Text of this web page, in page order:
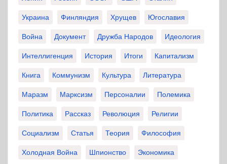
Украина Финляндия Хрущев Югославия
Война Документ Дружба Народов Идеология
Интеллигенция История Итоги Капитализм
Книга Коммунизм Культура Литература
Маразм Марксизм Персоналии Полемика
Политика Рассказ Революция Религии
Социализм Статья Теория Философия
Холодная Война Шпионство Экономика